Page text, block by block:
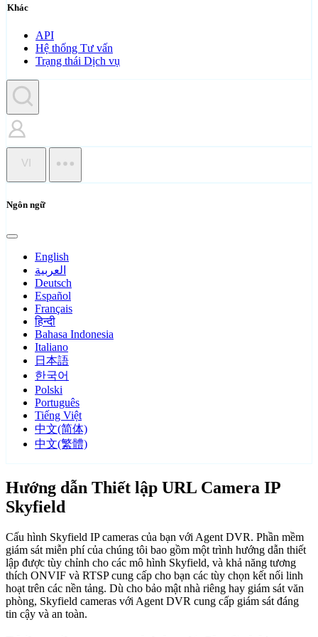
Khác
API
Hệ thống Tư vấn
Trạng thái Dịch vụ
VI
Ngôn ngữ
English
العربية
Deutsch
Español
Français
हिन्दी
Bahasa Indonesia
Italiano
日本語
한국어
Polski
Português
Tiếng Việt
中文(简体)
中文(繁體)
Hướng dẫn Thiết lập URL Camera IP
Skyfield
Cấu hình Skyfield IP cameras của bạn với Agent DVR. Phần mềm
giám sát miễn phí của chúng tôi bao gồm một trình hướng dẫn thiết
lập được tùy chỉnh cho các mô hình Skyfield, và khả năng tương
thích ONVIF và RTSP cung cấp cho bạn các tùy chọn kết nối linh
hoạt trên các nền tảng. Dù cho bảo mật nhà riêng hay giám sát văn
phòng, Skyfield cameras với Agent DVR cung cấp giám sát đáng
tin cậy và an toàn.